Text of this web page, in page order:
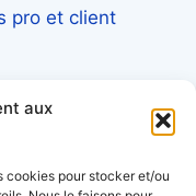
aux
cookies pour stocker et/ou
pro et client
et sa